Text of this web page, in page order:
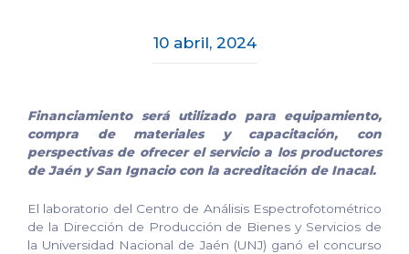
10 abril, 2024
Financiamiento será utilizado para equipamiento,
compra de materiales y capacitación, con
perspectivas de ofrecer el servicio a los productores
de Jaén y San Ignacio con la acreditación de Inacal.
El laboratorio del Centro de Análisis Espectrofotométrico
de la Dirección de Producción de Bienes y Servicios de
la Universidad Nacional de Jaén (UNJ) ganó el concurso